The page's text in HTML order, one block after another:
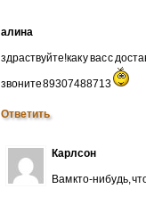
алина
здраствуйте!как у вас с
звоните 89307488713
Ответить
Карлсон
Вам кто-нибудь,